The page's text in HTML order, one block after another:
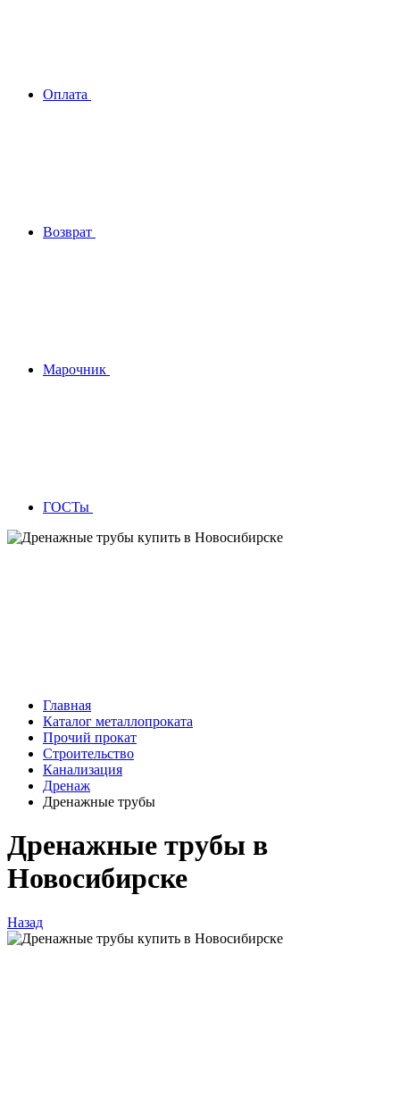
Оплата
Возврат
Марочник
ГОСТы
Главная
Каталог металлопроката
Прочий прокат
Строительство
Канализация
Дренаж
Дренажные трубы
Дренажные трубы в
Новосибирске
Назад